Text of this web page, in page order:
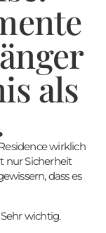
als
wirklich
nur Sicherheit
dass es
wichtig.